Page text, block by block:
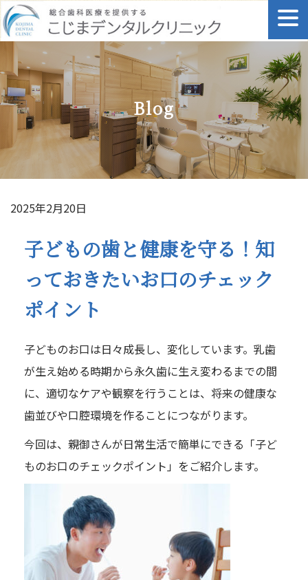
Skip
to
content
Blog
2025年2月20日
子どもの歯と健康を守る！知
っておきたいお口のチェック
ポイント
子どものお口は日々成長し、変化しています。乳歯
が生え始める時期から永久歯に生え変わるまでの間
に、適切なケアや観察を行うことは、将来の健康な
歯並びや口腔環境を作ることにつながります。
今回は、親御さんが日常生活で簡単にできる「子ど
ものお口のチェックポイント」をご紹介します。